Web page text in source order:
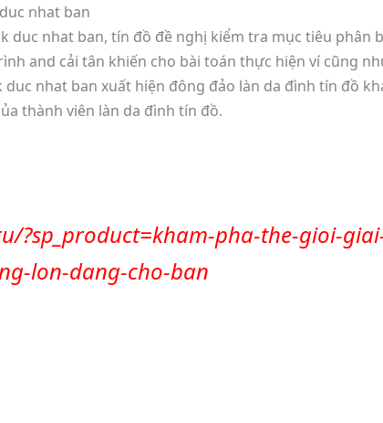
nhat ban
duc nhat ban, tín đồ đề nghị kiểm tra mục tiêu phân
and cải tân khiến cho bài toán thực hiện ví cũng
nhat ban xuất hiện đông đảo làn da đình tín đồ
thành viên làn da đình tín đồ.
?sp_product=kham-pha-the-gioi-
lon-dang-cho-ban